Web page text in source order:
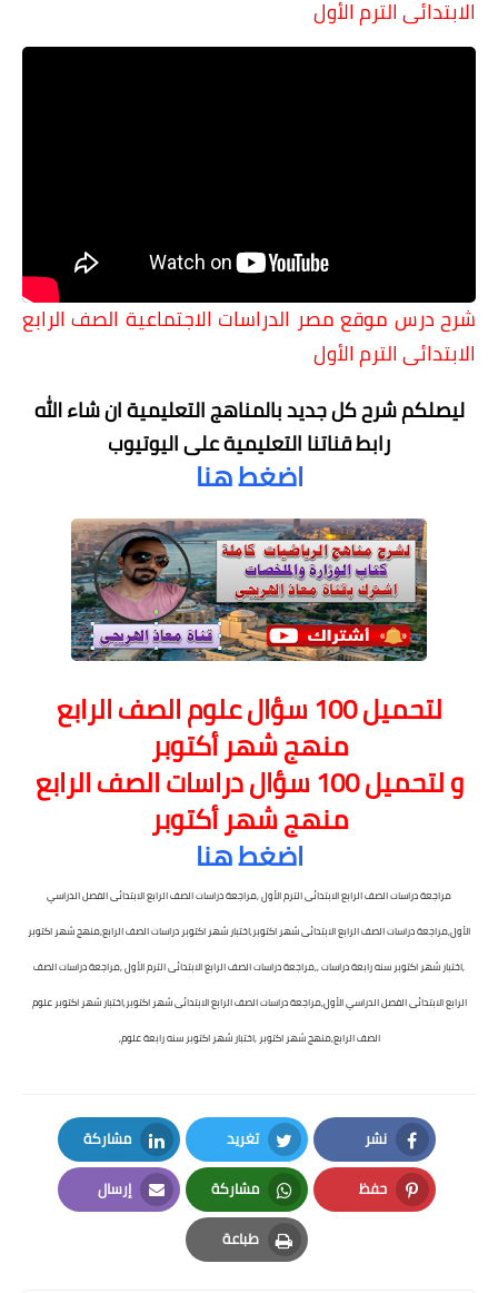
الابتدائى الترم الأول
شرح درس موقع مصر الدراسات الاجتماعية الصف الرابع
الابتدائى الترم الأول
ليصلكم شرح كل جديد بالمناهج التعليميةان شاء الله
رابط قناتنا التعليمية على اليوتيوب
اضغط هنا
لتحميل 100 سؤال علوم الصف الرابع
منهج شهر أكتوبر
و لتحميل 100 سؤال دراسات الصف الرابع
منهج شهر أكتوبر
اضغط هنا
مراجعة دراسات الصف الرابع الابتدائى الترم الأول ,مراجعة دراسات الصف الرابع الابتدائى الفصل الدراسي
الأول,مراجعة دراسات الصف الرابع الابتدائى شهر اكتوبر,اختبار شهر اكتوبر دراسات الصف الرابع,منهج شهر اكتوبر
,اختبار شهر اكتوبر سنه رابعة دراسات ,,مراجعة دراسات الصف الرابع الابتدائى الترم الأول ,مراجعة دراسات الصف
الرابع الابتدائى الفصل الدراسي الأول,مراجعة دراسات الصف الرابع الابتدائى شهر اكتوبر,اختبار شهر اكتوبر علوم
الصف الرابع,منهج شهر اكتوبر ,اختبار شهر اكتوبر سنه رابعة علوم,
نشر
Facebook
تغريد
Twitter
مشاركة
LinkedIn
حفظ
Pinterest
مشاركة
Whatsapp
إرسال
Email
طباعة
Print